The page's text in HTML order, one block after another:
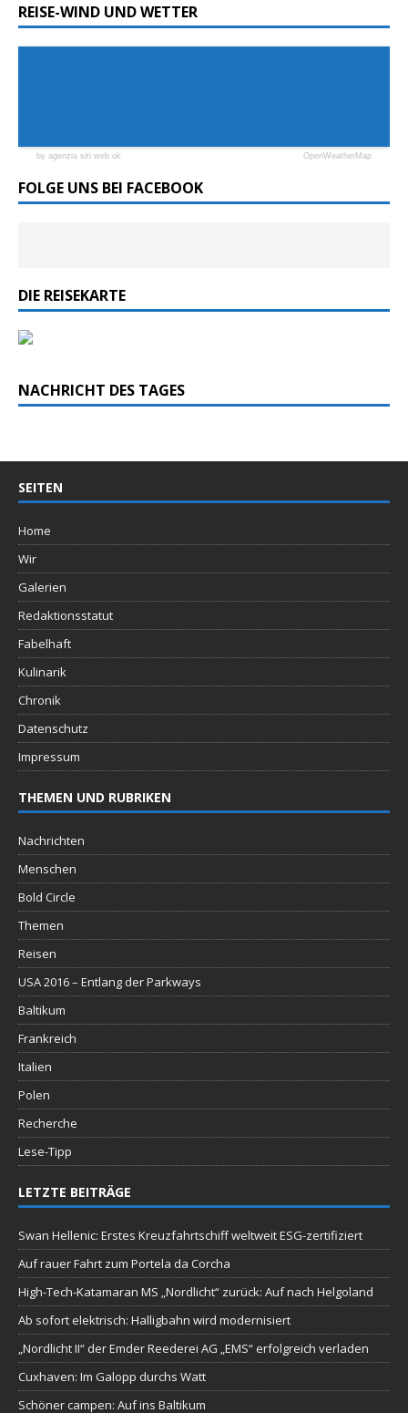
REISE-WIND UND WETTER
by agenzia siti web ok OpenWeatherMap
FOLGE UNS BEI FACEBOOK
DIE REISEKARTE
NACHRICHT DES TAGES
SEITEN
Home
Wir
Galerien
Redaktionsstatut
Fabelhaft
Kulinarik
Chronik
Datenschutz
Impressum
THEMEN UND RUBRIKEN
Nachrichten
Menschen
Bold Circle
Themen
Reisen
USA 2016 – Entlang der Parkways
Baltikum
Frankreich
Italien
Polen
Recherche
Lese-Tipp
LETZTE BEITRÄGE
Swan Hellenic: Erstes Kreuzfahrtschiff weltweit ESG-zertifiziert
Auf rauer Fahrt zum Portela da Corcha
High-Tech-Katamaran MS „Nordlicht“ zurück: Auf nach Helgoland
Ab sofort elektrisch: Halligbahn wird modernisiert
„Nordlicht II“ der Emder Reederei AG „EMS“ erfolgreich verladen
Cuxhaven: Im Galopp durchs Watt
Schöner campen: Auf ins Baltikum